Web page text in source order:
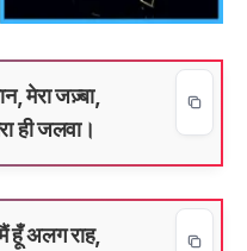
मेरा जज़्बा,
ही जलवा।
हूँ अलग राह,